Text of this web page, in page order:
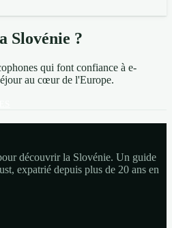
Slovénie ?
qui font confiance à e-
au cœur de l'Europe.
découvrir la Slovénie. Un guide
expatrié depuis plus de 20 ans en